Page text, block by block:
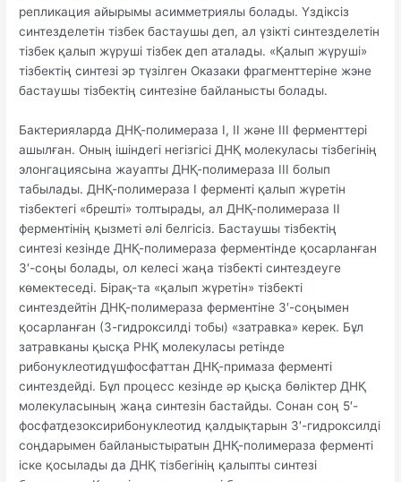
репликация айырымы асимметриялы болады. Үздіксіз
синтезделетін тізбек бастаушы деп, ал үзікті синтезделетін
тізбек қалып жүруші тізбек деп аталады. «Қалып жүруші»
тізбектің синтезі эр түзілген Оказаки фрагменттеріне жэне
бастаушы тізбектің синтезіне байланысты болады.
Бактерияларда ДНҚ-полимераза I, II және III ферменттері
ашылған. Оның ішіндегі негізгісі ДНҚ молекуласы тізбегінің
элонгациясына жауапты ДНҚ-полимераза III болып
табылады. ДНҚ-полимераза I ферменті қалып жүретін
тізбектегі «брешті» толтырады, ал ДНҚ-полимераза II
ферментінің қызметі әлі белгісіз. Бастаушы тізбектің
синтезі кезінде ДНҚ-полимераза ферментінде қосарланған
3′-соңы болады, ол келесі жаңа тізбекті синтездеуге
көмектеседі. Бірақ-та «қалып жүретін» тізбекті
синтездейтін ДНҚ-полимераза ферментіне 3′-соңымен
қосарланған (3-гидроксилді тобы) «затравка» керек. Бұл
затравканы қысқа РНҚ молекуласы ретінде
рибонуклеотидүшфосфаттан ДНҚ-примаза ферменті
синтездейді. Бұл процесс кезінде әр қысқа бөліктер ДНҚ
молекуласының жаңа синтезін бастайды. Сонан соң 5′-
фосфатдезоксирибонуклеотид қалдықтарын 3′-гидроксилді
соңдарымен байланыстыратын ДНҚ-полимераза ферменті
іске қосылады да ДНҚ тізбегінің қалыпты синтезі